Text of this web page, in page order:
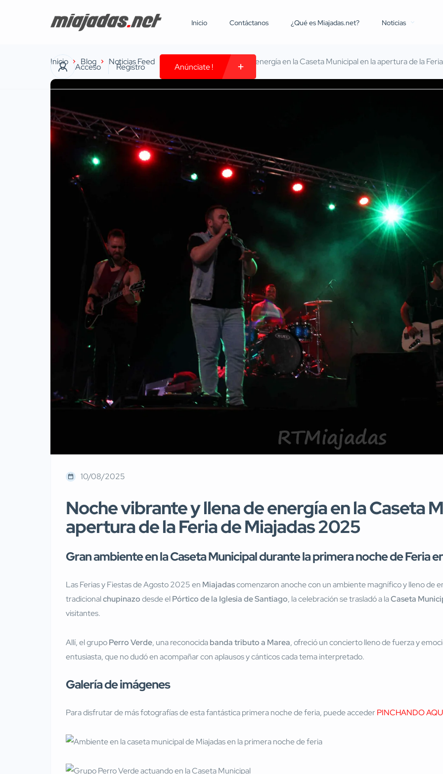
Inicio Contáctanos ¿Qué es Miajadas.net? Noticias
Acceso Registro Anúnciate !
Inicio Blog Noticias Feed Noche vibrante y llena de energía en la Caseta Municipal en la apertura de la
10/08/2025
Noche vibrante y llena de energía en la Caseta
apertura de la Feria de Miajadas 2025
Gran ambiente en la Caseta Municipal durante la primera noche de Feria
Las Ferias y Fiestas de Agosto 2025 en Miajadascomenzaron anoche con un ambiente magnífico y lleno de
tradicionalchupinazodesde elPórtico de la Iglesia de Santiago, la celebración se trasladó a laCaseta
visitantes.
Allí, el grupoPerro Verde, una reconocidabanda tributo a Marea, ofreció un concierto lleno de fuerza y
entusiasta, que no dudó en acompañar con aplausos y cánticos cada tema interpretado.
Galería de imágenes
Para disfrutar de más fotografías de esta fantástica primera noche de feria, puede accederPINCHANDO